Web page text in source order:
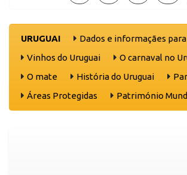
URUGUAI
Dados e informaçães para
Vinhos do Uruguai
O carnaval no
O mate
História do Uruguai
Áreas Protegidas
Património